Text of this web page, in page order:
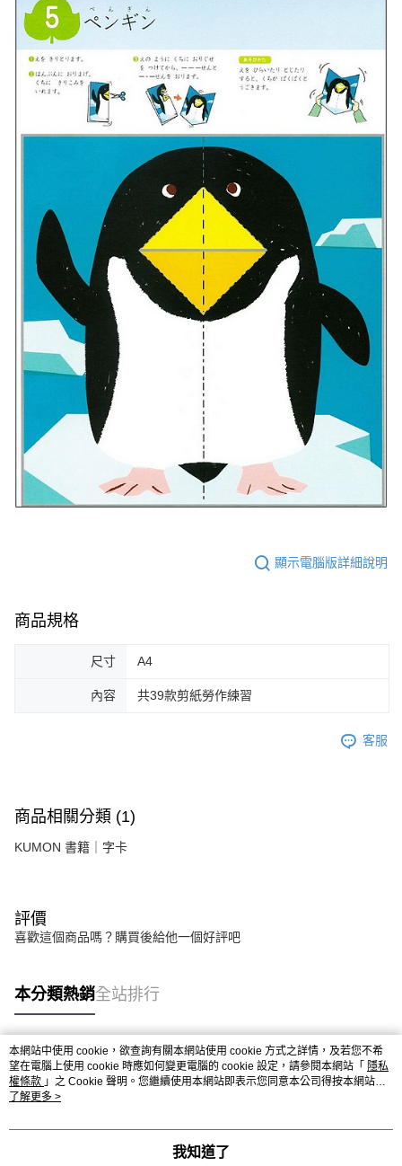
顯示電腦版詳細說明
商品規格
尺寸 A4
內容 共39款剪紙勞作練習
客服
商品相關分類 (1)
KUMON 書籍｜字卡
評價
喜歡這個商品嗎？購買後給他一個好評吧
本分類熱銷全站排行
熱門標籤
本網站中使用 cookie，欲查詢有關本網站使用 cookie 方式之詳情，及若您不希
望在電腦上使用 cookie 時應如何變更電腦的 cookie 設定，請參閱本網站「 隱私
權條款 」之 Cookie 聲明。您繼續使用本網站即表示您同意本公司得按本網站使
用條款之 Cookie 聲明使用 cookie。
了解更多 >
我知道了